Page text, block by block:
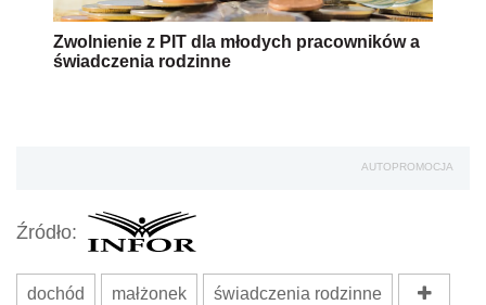
Zwolnienie z PIT dla młodych pracowników a
świadczenia rodzinne
AUTOPROMOCJA
Źródło:
dochód małżonek świadczenia rodzinne